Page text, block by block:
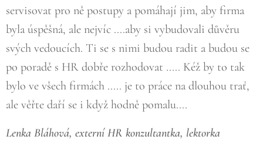
servisovat pro ně postupy a pomáhají jim, aby firma
byla úspěšná, ale nejvíc ....aby si vybudovali důvěru
svých vedoucích. Ti se s nimi budou radit a budou se
po poradě s HR dobře rozhodovat ..... Kéž by to tak
bylo ve všech firmách ..... je to práce na dlouhou trať,
ale věřte daří se i když hodně pomalu....
Lenka Bláhová, externí HR konzultantka, lektorka